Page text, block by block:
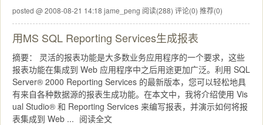
posted @ 2008-08-21 14:18 jame_peng 阅读(288) 评论(0) 推荐(0)
用MS SQL Reporting Services生成报表
摘要： 灵活的报表功能是大多数业务应用程序的一个要求，这些
报表功能在集成到 Web 应用程序中之后用途更加广泛。利用 SQL
Server® 2000 Reporting Services 的最新版本，您可以轻松地具
有来自各种数据源的报表生成功能。在本文中，我将介绍使用 Vis
ual Studio® 和 Reporting Services 来编写报表，并演示如何将报
表集成到 Web ... 阅读全文